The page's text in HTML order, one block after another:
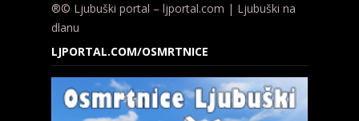
®© Ljubuški portal – ljportal.com | Ljubuški na
dlanu
LJPORTAL.COM/OSMRTNICE